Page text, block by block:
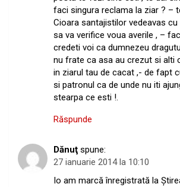
faci singura reclama la ziar ? –
Cioara santajistilor vedeavas
sa va verifice voua averile , –
credeti voi ca dumnezeu
nu frate ca asa au crezut si alti
in ziarul tau de cacat ,- de fapt
si patronul ca de unde nu iti
stearpa ce esti !.
Răspunde
Dănuţ spune:
27 ianuarie 2014 la 10:10
Io am marcă înregistrată la